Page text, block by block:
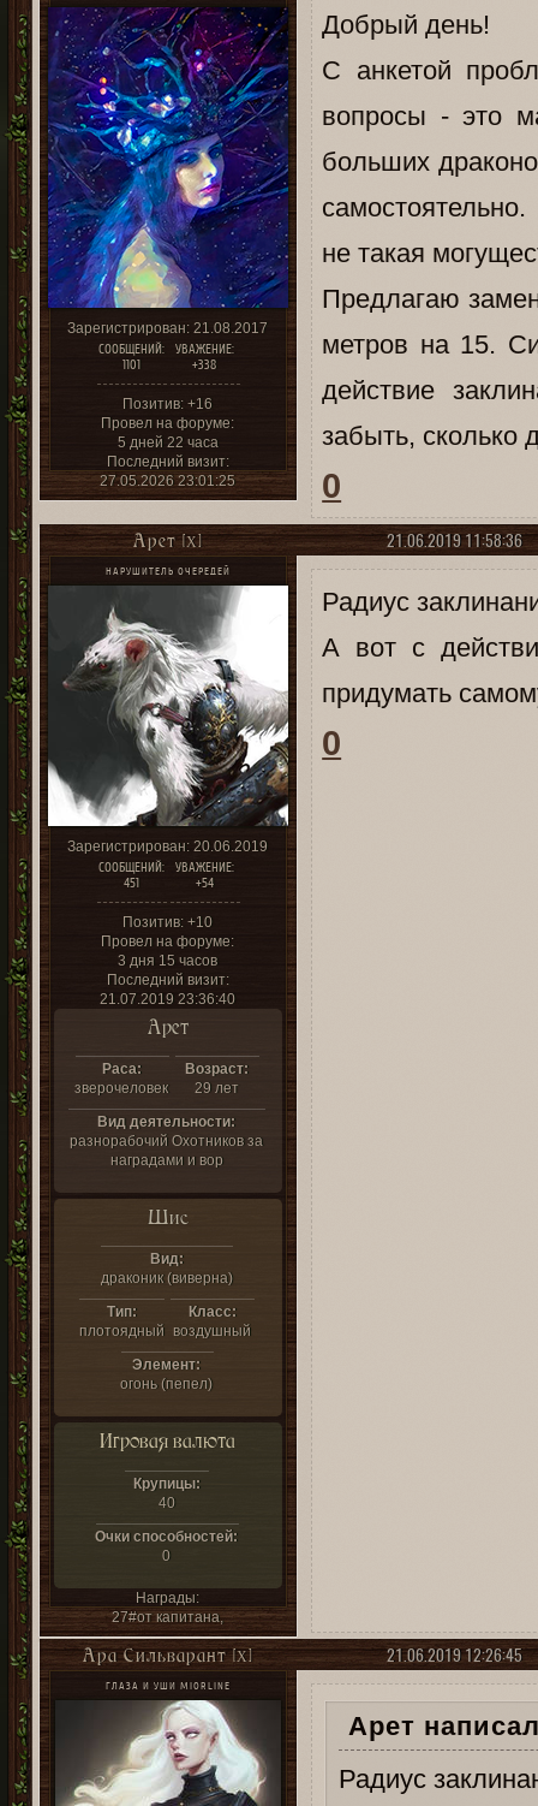
Зарегистрирован: 21.08.2017
СООБЩЕНИЙ:
1101
УВАЖЕНИЕ:
+338
Позитив: +16
Провел на форуме:
5 дней 22 часа
Последний визит:
27.05.2026 23:01:25
Добрый день!
С анкетой
вопросы - это
больших
не такая
Предлагаю
метров на 15.
действие
забыть, сколько
0
21.06.2019 11:58:36
Арет [X]
НАРУШИТЕЛЬ ОЧЕРЕДЕЙ
Зарегистрирован: 20.06.2019
СООБЩЕНИЙ:
451
УВАЖЕНИЕ:
+54
Позитив: +10
Провел на форуме:
3 дня 15 часов
Последний визит:
21.07.2019 23:36:40
Арет
Раса:
зверочеловек
Возраст:
29 лет
Вид деятельности:
разнорабочий Охотников за
наградами и вор
Шис
Вид:
драконик (виверна)
Тип:
плотоядный
Класс:
воздушный
Элемент:
огонь (пепел)
Игровая валюта
Крупицы:
40
Очки способностей:
0
Награды:
27#от капитана,
Радиус
А вот с
придумать
0
21.06.2019 12:26:45
Ара Сильварант [X]
ГЛАЗА И УШИ MIORLINE
Арет
Радиус